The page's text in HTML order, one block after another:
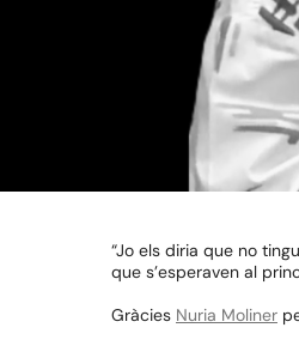
“Jo els diria que no
que s’esperaven al
Gràcies Nuria Moliner